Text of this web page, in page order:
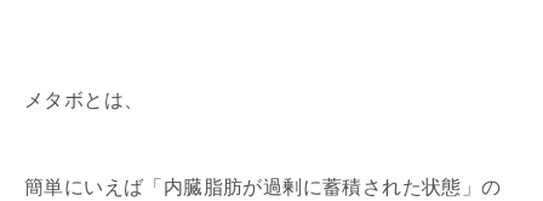
メタボとは、
簡単にいえば「内臓脂肪が過剰に蓄積された状態」の